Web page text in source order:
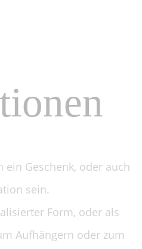
ein Geschenk, oder auch
sein.
Form, oder als
Aufhängern oder zum